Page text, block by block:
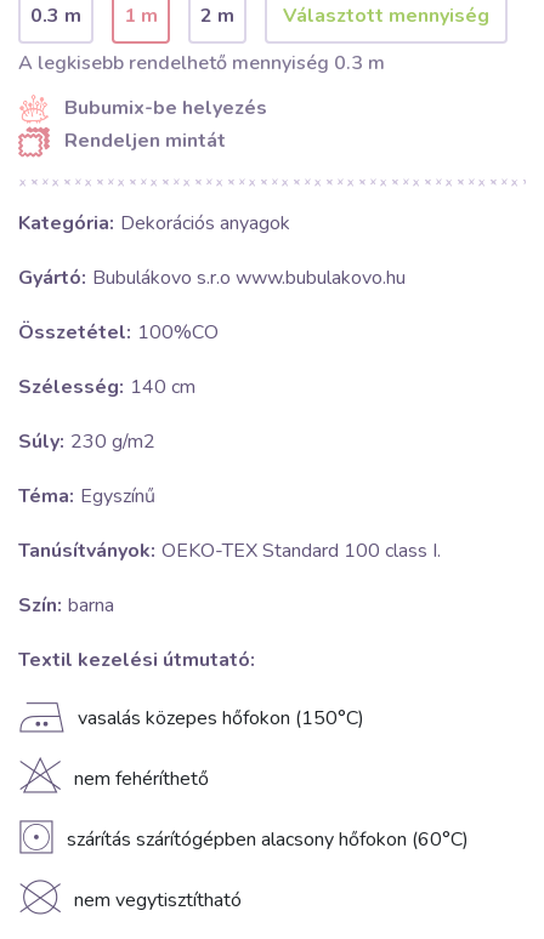
0.3 m 1 m
2 m
A legkisebb rendelhető mennyiség 0.3 m
Bubumix-be helyezés
Rendeljen mintát
Kategória: Dekorációs anyagok
Gyártó: Bubulákovo s.r.o www.bubulakovo.hu
Összetétel: 100%CO
Szélesség: 140 cm
Súly: 230 g/m2
Téma: Egyszínű
Tanúsítványok: OEKO-TEX Standard 100 class I.
Szín: barna
Textil kezelési útmutató:
E vasalás közepes hőfokon (150°C)
H nem fehéríthető
V szárítás szárítógépben alacsony hőfokon (60°C)
K nem vegytisztítható